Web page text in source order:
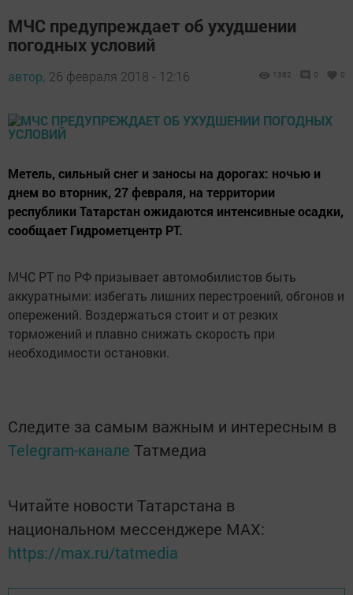
МЧС предупреждает об ухудшении
погодных условий
автор, 26 февраля 2018 - 12:16 1382 0 0
Метель, сильный снег и заносы на дорогах: ночью и
днем во вторник, 27 февраля, на территории
республики Татарстан ожидаются интенсивные осадки,
сообщает Гидрометцентр РТ.
МЧС РТ по РФ призывает автомобилистов быть
аккуратными: избегать лишних перестроений, обгонов и
опережений. Воздержаться стоит и от резких
торможений и плавно снижать скорость при
необходимости остановки.
Следите за самым важным и интересным в
Telegram-канале Татмедиа
Читайте новости Татарстана в
национальном мессенджере MАХ:
https://max.ru/tatmedia